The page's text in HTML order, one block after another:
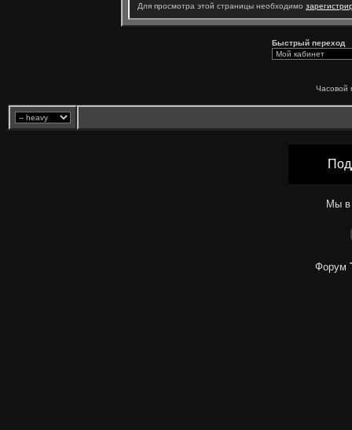
Для просмотра этой страницы необходимо
Быстрый переход
Часовой
Мы в
Форум